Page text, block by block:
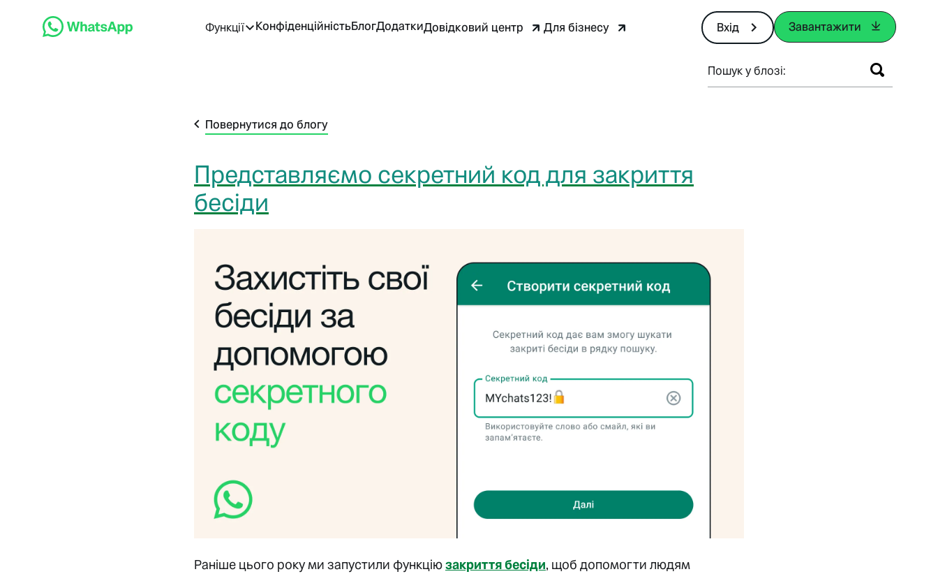
Функції КонфіденційністьБлогДодаткиДовідковий центр Для бізнесу Вхід Завантажити
Пошук у блозі:
Повернутися до блогу
Представляємо секретний код для закриття
бесіди
Раніше цього року ми запустили функціюзакриття бесіди, щоб допомогти людям